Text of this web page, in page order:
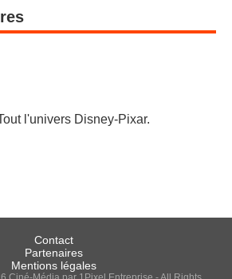
l'univers Disney-Pixar.
Contact
Partenaires
Mentions légales